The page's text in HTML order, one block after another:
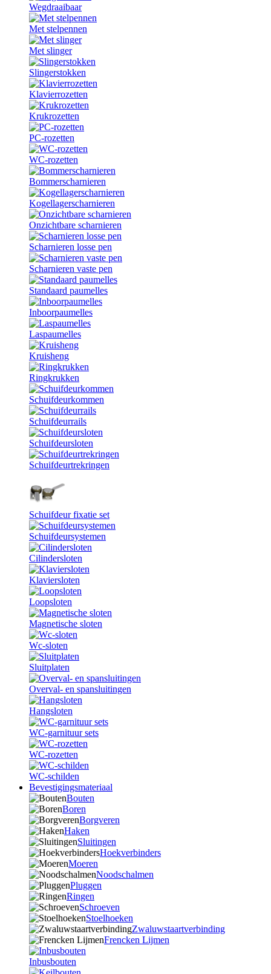
Wegdraaibaar
Met stelpennen
Met slinger
Slingerstokken
Klavierrozetten
Krukrozetten
PC-rozetten
WC-rozetten
Bommerscharnieren
Kogellagerscharnieren
Onzichtbare scharnieren
Scharnieren losse pen
Scharnieren vaste pen
Standaard paumelles
Inboorpaumelles
Laspaumelles
Kruisheng
Ringkrukken
Schuifdeurkommen
Schuifdeurrails
Schuifdeursloten
Schuifdeurtrekringen
Schuifdeur fixatie set
Schuifdeursystemen
Cilindersloten
Klaviersloten
Loopsloten
Magnetische sloten
Wc-sloten
Sluitplaten
Overval- en spansluitingen
Hangsloten
WC-garnituur sets
WC-rozetten
WC-schilden
Bevestigingsmateriaal
Bouten
Boren
Borgveren
Haken
Sluitingen
Hoekverbinders
Moeren
Noodschalmen
Pluggen
Ringen
Schroeven
Stoelhoeken
Zwaluwstaartverbinding
Frencken Lijmen
Inbusbouten